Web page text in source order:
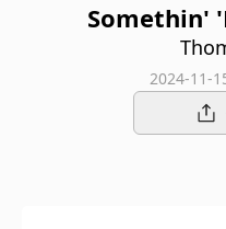
Somethin'
2024-11-